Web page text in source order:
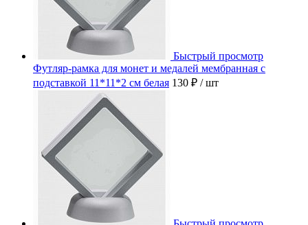
Быстрый просмотр
Футляр-рамка для монет и медалей мембранная с
подставкой 11*11*2 см белая 130 ₽ / шт